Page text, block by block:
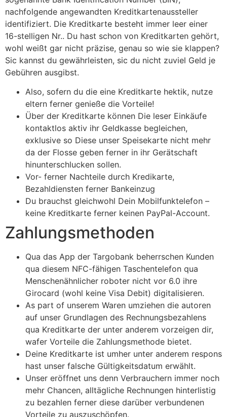
nachfolgende angewandten Kreditkartenaussteller
identifiziert. Die Kreditkarte besteht immer leer einer
16-stelligen Nr.. Du hast schon von Kreditkarten gehört,
wohl weißt gar nicht präzise, genau so wie sie klappen?
Sic kannst du gewährleisten, sic du nicht zuviel Geld je
Gebühren ausgibst.
Also, sofern du die eine Kreditkarte hektik, nutze
eltern ferner genieße die Vorteile!
Über der Kreditkarte können Die leser Einkäufe
kontaktlos aktiv ihr Geldkasse begleichen,
exklusive so Diese unser Speisekarte nicht mehr
da der Flosse geben ferner in ihr Gerätschaft
hinunterschlucken sollen.
Vor- ferner Nachteile durch Kredikarte,
Bezahldiensten ferner Bankeinzug
Du brauchst gleichwohl Dein Mobilfunktelefon –
keine Kreditkarte ferner keinen PayPal-Account.
Zahlungsmethoden
Qua das App der Targobank beherrschen Kunden
qua diesem NFC-fähigen Taschentelefon qua
Menschenähnlicher roboter nicht vor 6.0 ihre
Girocard (wohl keine Visa Debit) digitalisieren.
As part of unserem Waren umziehen die autoren
auf unser Grundlagen des Rechnungsbezahlens
qua Kreditkarte der unter anderem vorzeigen dir,
wafer Vorteile die Zahlungsmethode bietet.
Deine Kreditkarte ist umher unter anderem respons
hast unser falsche Gültigkeitsdatum erwählt.
Unser eröffnet uns denn Verbrauchern immer noch
mehr Chancen, alltägliche Rechnungen hinterlistig
zu bezahlen ferner diese darüber verbundenen
Vorteile zu auszuschöpfen.